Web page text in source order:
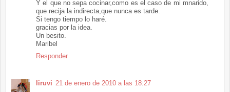
Y el que no sepa cocinar,como es el caso de mi mnarido,
que recija la indirecta,que nunca es tarde.
Si tengo tiempo lo haré.
gracias por la idea.
Un besito.
Maribel
Responder
liruvi 21 de enero de 2010 a las 18:27